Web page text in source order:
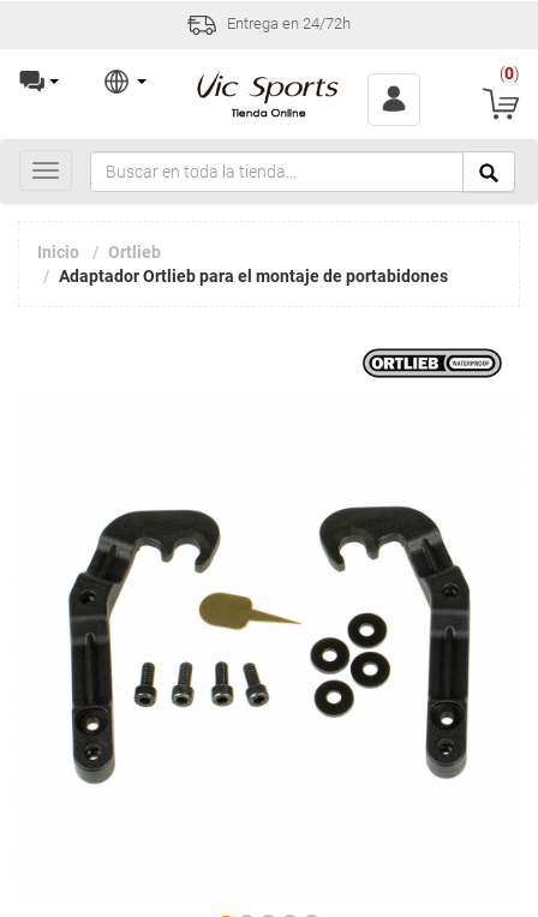
Entrega en 24/72h
(0)
Toggle
navigation
Inicio
Ortlieb
Adaptador Ortlieb para el montaje de portabidones